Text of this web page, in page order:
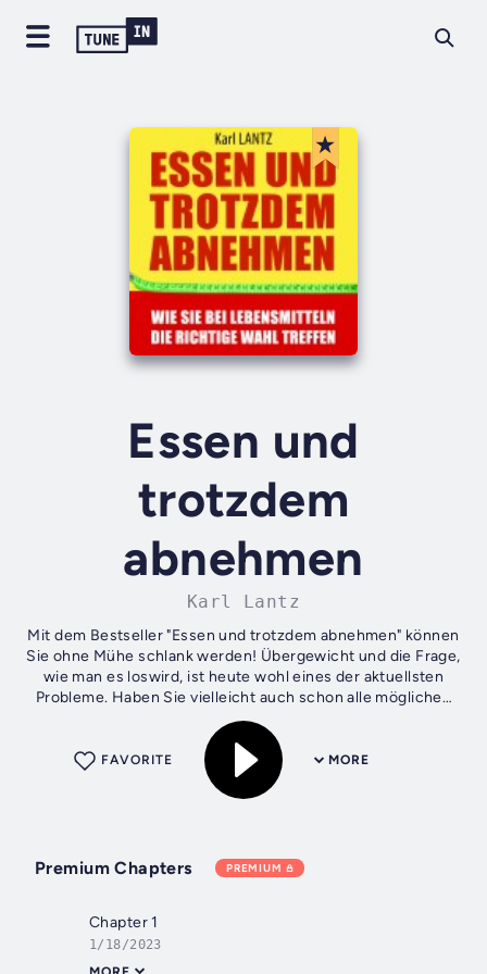
Essen und
trotzdem
abnehmen
Karl Lantz
Mit dem Bestseller "Essen und trotzdem abnehmen" können
Sie ohne Mühe schlank werden! Übergewicht und die Frage,
wie man es loswird, ist heute wohl eines der aktuellsten
Probleme. Haben Sie vielleicht auch schon alle möglichen
Diäten und Tricks gegen...
MORE
FAVORITE
Premium Chapters PREMIUM
Chapter 1
1/18/2023